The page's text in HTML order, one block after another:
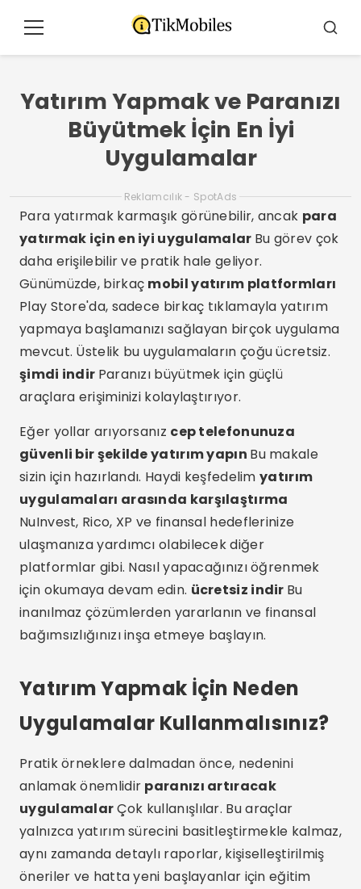
paraMenü Ara
Yatırım Yapmak ve Paranızı
Büyütmek İçin En İyi
Uygulamalar
Reklamcılık - SpotAds
Para yatırmak karmaşık görünebilir, ancak para
yatırmak için en iyi uygulamalar Bu görev çok
daha erişilebilir ve pratik hale geliyor.
Günümüzde, birkaç mobil yatırım platformları
Play Store'da, sadece birkaç tıklamayla yatırım
yapmaya başlamanızı sağlayan birçok uygulama
mevcut. Üstelik bu uygulamaların çoğu ücretsiz.
şimdi indir Paranızı büyütmek için güçlü
araçlara erişiminizi kolaylaştırıyor.
Eğer yollar arıyorsanız cep telefonunuza
güvenli bir şekilde yatırım yapın Bu makale
sizin için hazırlandı. Haydi keşfedelimyatırım
uygulamaları arasında karşılaştırma
NuInvest, Rico, XP ve finansal hedeflerinize
ulaşmanıza yardımcı olabilecek diğer
platformlar gibi. Nasıl yapacağınızı öğrenmek
için okumaya devam edin. ücretsiz indir Bu
inanılmaz çözümlerden yararlanın ve finansal
bağımsızlığınızı inşa etmeye başlayın.
Yatırım Yapmak İçin Neden
Uygulamalar Kullanmalısınız?
Pratik örneklere dalmadan önce, nedenini
anlamak önemlidir paranızı artıracak
uygulamalarÇok kullanışlılar. Bu araçlar
yalnızca yatırım sürecini basitleştirmekle kalmaz,
aynı zamanda detaylı raporlar, kişiselleştirilmiş
öneriler ve hatta yeni başlayanlar için eğitim